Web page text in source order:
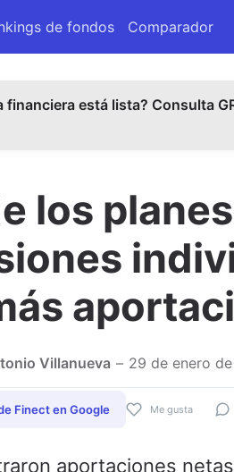
de fondos Comparador
financiera está lista? Consulta
los
Villanueva 29 de enero
Me gusta
Finect en Google
aportaciones